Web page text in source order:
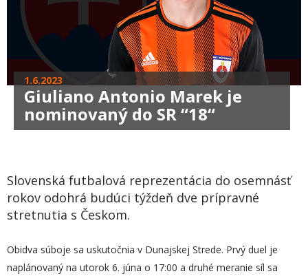
1.6.2023
Giuliano Antonio Marek je
nominovaný do SR “18“
Slovenská futbalová reprezentácia do osemnásť
rokov odohrá budúci týždeň dve prípravné
stretnutia s Českom.
Obidva súboje sa uskutočnia v Dunajskej Strede. Prvý duel je
naplánovaný na utorok 6. júna o 17:00 a druhé meranie síl sa